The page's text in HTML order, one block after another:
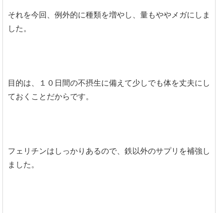
それを今回、例外的に種類を増やし、量もややメガにしま
した。
目的は、１０日間の不摂生に備えて少しでも体を丈夫にし
ておくことだからです。
フェリチンはしっかりあるので、鉄以外のサプリを補強し
ました。